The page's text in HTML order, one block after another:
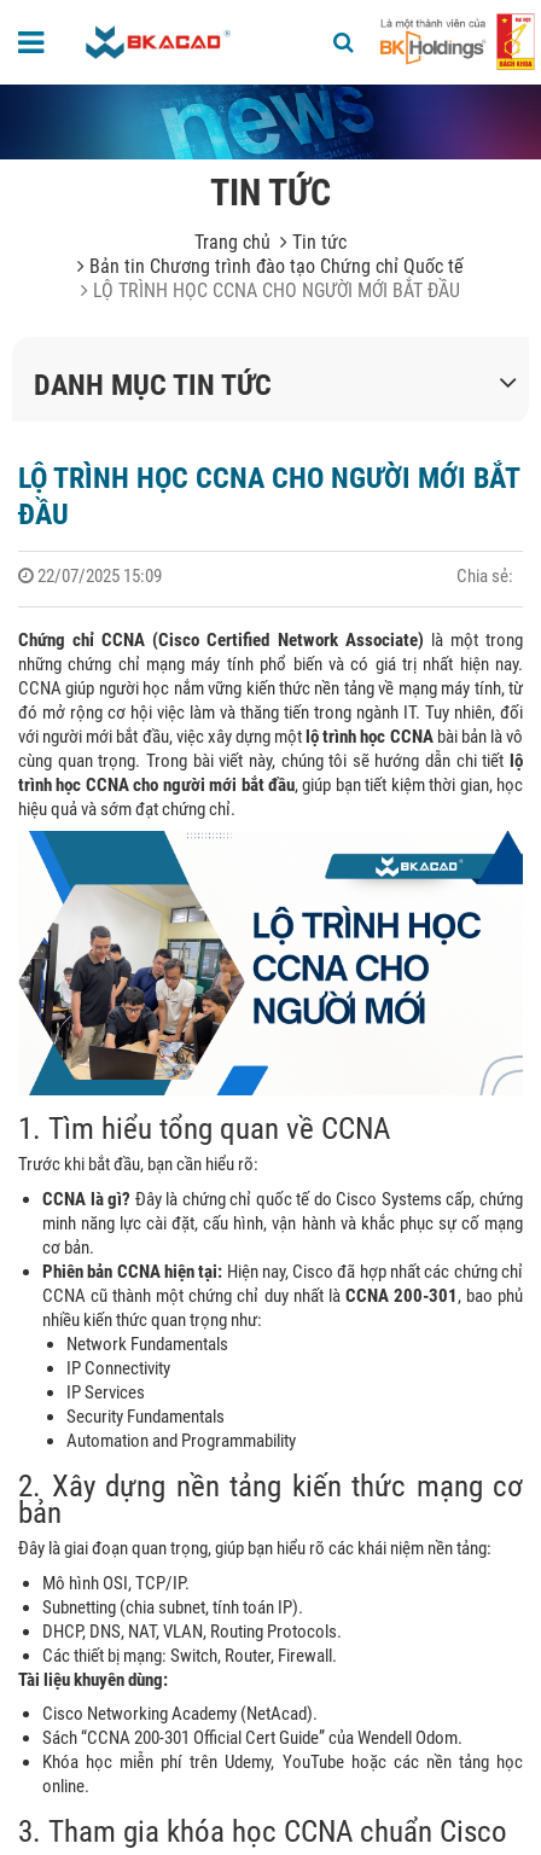
TIN TỨC
Trang chủ
Tin tức
Bản tin Chương trình đào tạo Chứng chỉ Quốc tế
LỘ TRÌNH HỌC CCNA CHO NGƯỜI MỚI BẮT ĐẦU
DANH MỤC TIN TỨC
LỘ TRÌNH HỌC CCNA CHO NGƯỜI MỚI BẮT
ĐẦU
22/07/2025 15:09 Chia sẻ:
Chứng chỉ CCNA (Cisco Certified Network Associate) là một trong
những chứng chỉ mạng máy tính phổ biến và có giá trị nhất hiện nay.
CCNA giúp người học nắm vững kiến thức nền tảng về mạng máy tính, từ
đó mở rộng cơ hội việc làm và thăng tiến trong ngành IT. Tuy nhiên, đối
với người mới bắt đầu, việc xây dựng mộtlộ trình học CCNAbài bản là vô
cùng quan trọng. Trong bài viết này, chúng tôi sẽ hướng dẫn chi tiếtlộ
trình học CCNA cho người mới bắt đầu, giúp bạn tiết kiệm thời gian, học
hiệu quả và sớm đạt chứng chỉ.
1. Tìm hiểu tổng quan về CCNA
Trước khi bắt đầu, bạn cần hiểu rõ:
CCNA là gì? Đây là chứng chỉ quốc tế do Cisco Systems cấp, chứng
minh năng lực cài đặt, cấu hình, vận hành và khắc phục sự cố mạng
cơ bản.
Phiên bản CCNA hiện tại: Hiện nay, Cisco đã hợp nhất các chứng chỉ
CCNA cũ thành một chứng chỉ duy nhất là CCNA 200-301, bao phủ
nhiều kiến thức quan trọng như:
Network Fundamentals
IP Connectivity
IP Services
Security Fundamentals
Automation and Programmability
2. Xây dựng nền tảng kiến thức mạng cơ
bản
Đây là giai đoạn quan trọng, giúp bạn hiểu rõ các khái niệm nền tảng:
Mô hình OSI, TCP/IP.
Subnetting (chia subnet, tính toán IP).
DHCP, DNS, NAT, VLAN, Routing Protocols.
Các thiết bị mạng: Switch, Router, Firewall.
Tài liệu khuyên dùng:
Cisco Networking Academy (NetAcad).
Sách “CCNA 200-301 Official Cert Guide” của Wendell Odom.
Khóa học miễn phí trên Udemy, YouTube hoặc các nền tảng học
online.
3. Tham gia khóa học CCNA chuẩn Cisco